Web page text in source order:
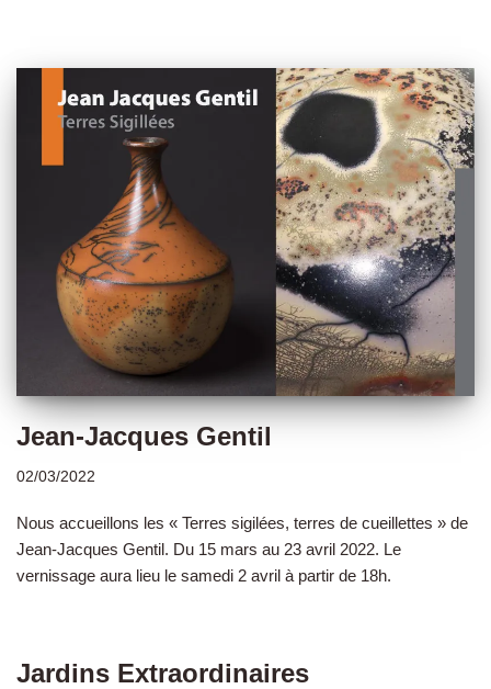
Jean-Jacques Gentil
02/03/2022
Nous accueillons les « Terres sigilées, terres de cueillettes » de
Jean-Jacques Gentil. Du 15 mars au 23 avril 2022. Le
vernissage aura lieu le samedi 2 avril à partir de 18h.
Jardins Extraordinaires